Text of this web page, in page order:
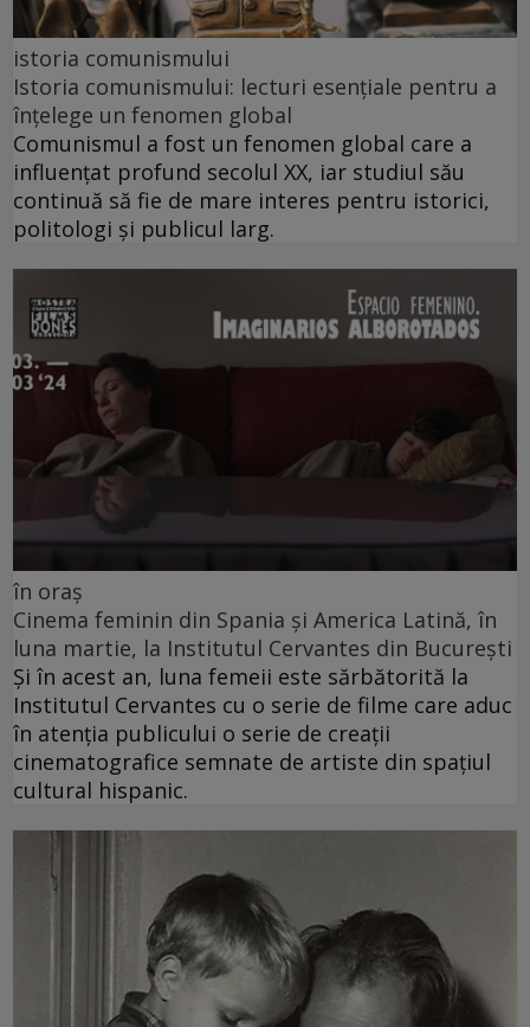
istoria comunismului
Istoria comunismului: lecturi esențiale pentru a
înțelege un fenomen global
Comunismul a fost un fenomen global care a
influențat profund secolul XX, iar studiul său
continuă să fie de mare interes pentru istorici,
politologi și publicul larg.
în oraș
Cinema feminin din Spania și America Latină, în
luna martie, la Institutul Cervantes din București
Și în acest an, luna femeii este sărbătorită la
Institutul Cervantes cu o serie de filme care aduc
în atenția publicului o serie de creații
cinematografice semnate de artiste din spațiul
cultural hispanic.